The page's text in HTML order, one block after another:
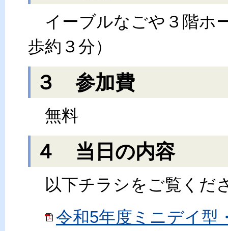
イーブルなごや３階ホ
歩約３分）
３ 参加費
無料
４ 当日の内容
以下チラシをご覧くだ
令和5年度ミニデイ型